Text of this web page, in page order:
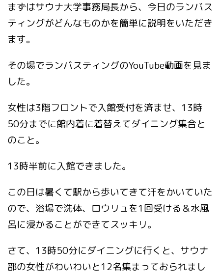
まずはサウナ大学事務局長から、今日のランバス
ティングがどんなものかを簡単に説明をいただき
ます。
その場でランバスティングのYouTube動画を見ま
した。
女性は3階フロントで入館受付を済ませ、13時
50分までに館内着に着替えてダイニング集合と
のこと。
13時半前に入館できました。
この日は暑くて駅から歩いてきて汗をかいていた
ので、浴場で洗体、ロウリュを1回受ける＆水風
呂に浸かることができてスッキリ。
さて、13時50分にダイニングに行くと、サウナ
部の女性がわいわいと12名集まっておられまし